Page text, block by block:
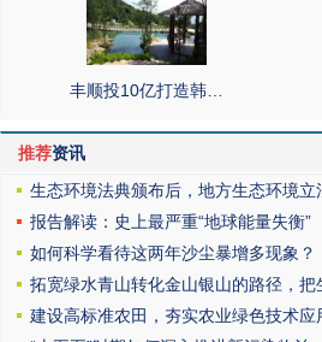
丰顺投10亿打造韩…
推荐资讯
生态环境法典颁布后，地方生态环境立
报告解读：史上最严重“地球能量失衡”
如何科学看待这两年沙尘暴增多现象？
拓宽绿水青山转化金山银山的路径，把
建设高标准农田，夯实农业绿色技术应